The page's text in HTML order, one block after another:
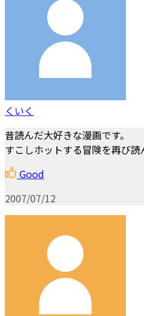
くいく
昔読んだ大好きな漫画です。
すこしホットする冒険を再び読
Good
2007/07/12